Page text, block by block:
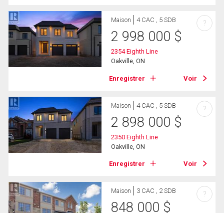
Maison 4 CAC , 5 SDB
2 998 000 $
2354 Eighth Line
Oakville, ON
Enregistrer Voir
?
Maison 4 CAC , 5 SDB
2 898 000 $
2350 Eighth Line
Oakville, ON
Enregistrer Voir
?
Maison 3 CAC , 2 SDB
848 000 $
?